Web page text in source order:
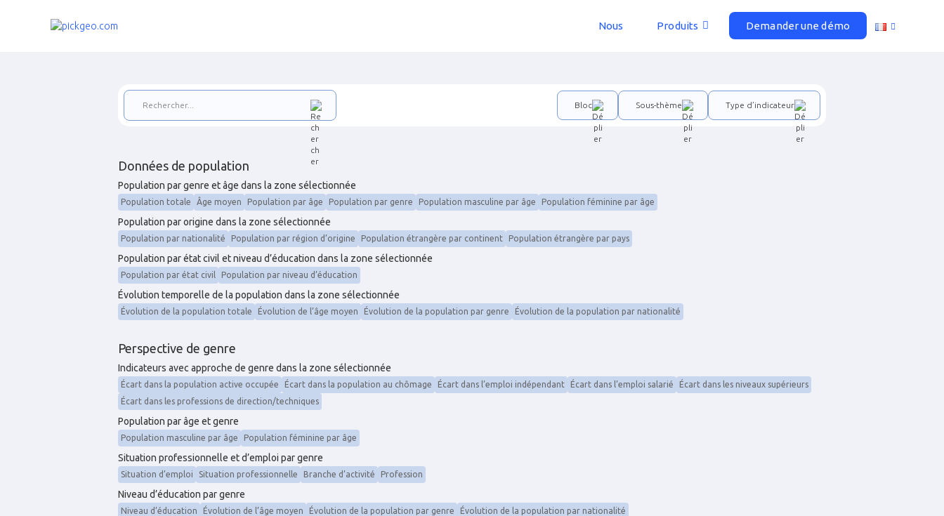
Nous Produits Demander une démo
Bloc Sous-thème Type d’indicateur
Données de population
Population par genre et âge dans la zone sélectionnée
Population totale Âge moyen Population par âge Population par genre Population masculine par âge Population féminine par âge
Population par origine dans la zone sélectionnée
Population par nationalité Population par région d’origine Population étrangère par continent Population étrangère par pays
Population par état civil et niveau d’éducation dans la zone sélectionnée
Population par état civil Population par niveau d’éducation
Évolution temporelle de la population dans la zone sélectionnée
Évolution de la population totale Évolution de l’âge moyen Évolution de la population par genre Évolution de la population par nationalité
Perspective de genre
Indicateurs avec approche de genre dans la zone sélectionnée
Écart dans la population active occupée Écart dans la population au chômage Écart dans l’emploi indépendant Écart dans l’emploi salarié
Écart dans les niveaux supérieurs
Écart dans les professions de direction/techniques
Population par âge et genre
Population masculine par âge Population féminine par âge
Situation professionnelle et d’emploi par genre
Situation d’emploi Situation professionnelle Branche d’activité Profession
Niveau d’éducation par genre
Niveau d’éducation Évolution de l’âge moyen Évolution de la population par genre Évolution de la population par nationalité